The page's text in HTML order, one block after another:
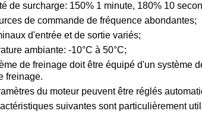
de surcharge: 150% 1 minute, 180% 10
de commande de fréquence abondantes;
d'entrée et de sortie variés;
ambiante: -10°C à 50°C;
de freinage doit être équipé d'un système
freinage.
du moteur peuvent être réglés
suivantes sont particulièrement